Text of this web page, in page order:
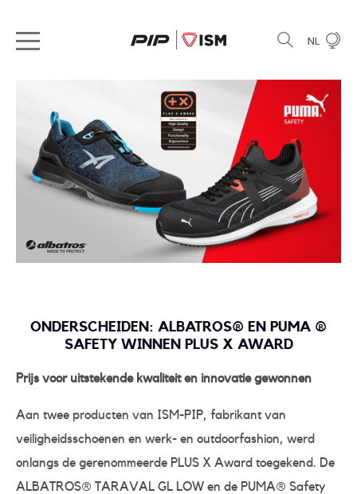
NL
ONDERSCHEIDEN: ALBATROS® EN PUMA ®
SAFETY WINNEN PLUS X AWARD
Prijs voor uitstekende kwaliteit en innovatie gewonnen
Aan twee producten van ISM-PIP, fabrikant van
veiligheidsschoenen en werk- en outdoorfashion, werd
onlangs de gerenommeerde PLUS X Award toegekend. De
ALBATROS® TARAVAL GL LOW en de PUMA® Safety